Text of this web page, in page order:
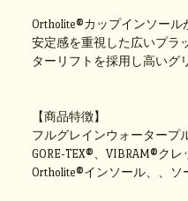
Ortholite®カップインソール
安定感を重視した広いプラ
ターリフトを採用し高いグ
【商品特徴】
フルグレインウォータープ
GORE-TEX®、VIBRAM®クレ
Ortholite®インソール、、ソ